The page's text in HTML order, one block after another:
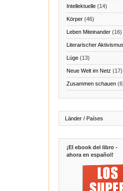
Intellektuelle(14)
Körper(46)
Leben Miteinander(16)
Literarischer Aktivismus
Lüge(13)
Neue Welt im Netz (17)
Zusammen schauen
¡El ebook del libro -
ahora en español!